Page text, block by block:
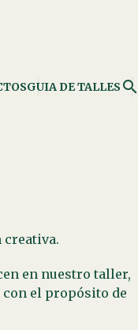
GUIA DE TALLES search
creativa.
en nuestro taller,
el propósito de